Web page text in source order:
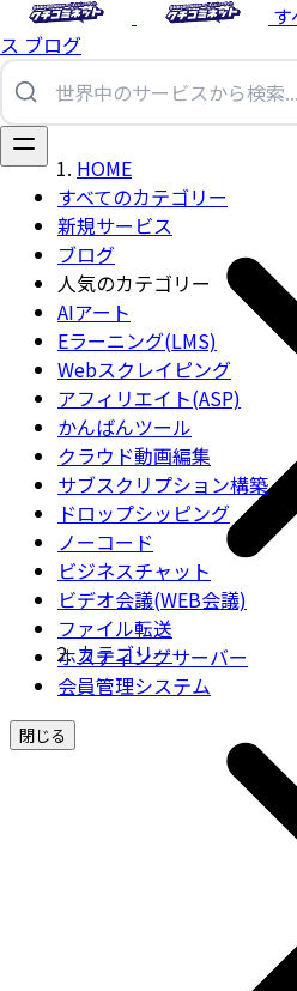
ス ブログ
すべてのカテゴリー
新規サービス
ブログ
人気のカテゴリー
AIアート
Eラーニング(LMS)
Webスクレイピング
アフィリエイト(ASP)
かんばんツール
クラウド動画編集
サブスクリプション構築
ドロップシッピング
ノーコード
ビジネスチャット
ビデオ会議(WEB会議)
ファイル転送
ホスティングサーバー
会員管理システム
閉じる
HOME
カテゴリー